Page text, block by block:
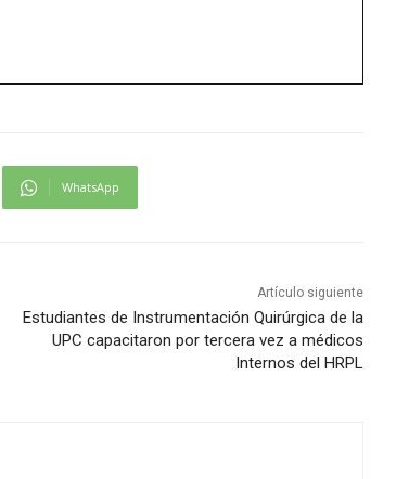
WhatsApp
Artículo siguiente
Estudiantes de Instrumentación Quirúrgica de la
UPC capacitaron por tercera vez a médicos
Internos del HRPL